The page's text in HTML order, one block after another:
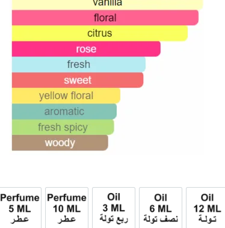
12ml زيت تولة 6ml زيت نصف تولة 3ml زيت ربع تولة عطر 10ml عطر 5ml